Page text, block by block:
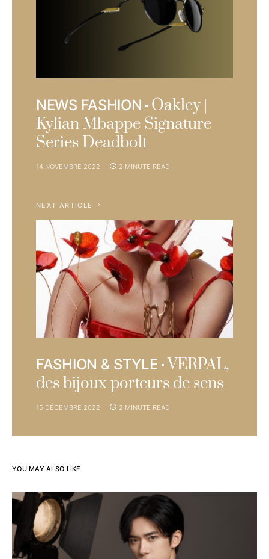
NEWS FASHION
Oakley |
Kylian Mbappe Signature
Series Deadbolt
14 NOVEMBRE 2022 2 MINUTE READ
NEXT ARTICLE
FASHION & STYLE VERPAL,
des bijoux porteurs de sens
15 DÉCEMBRE 2022 2 MINUTE READ
YOU MAY ALSO LIKE